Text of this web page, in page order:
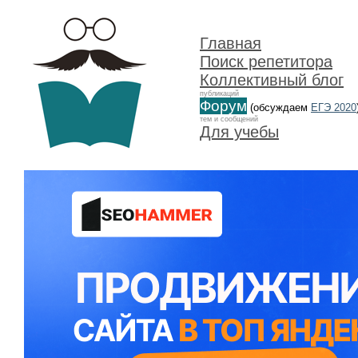
Главная
Поиск репетитора
Коллективный блог
публикаций
Форум (обсуждаем ЕГЭ 2020
тем и сообщений
Для учебы